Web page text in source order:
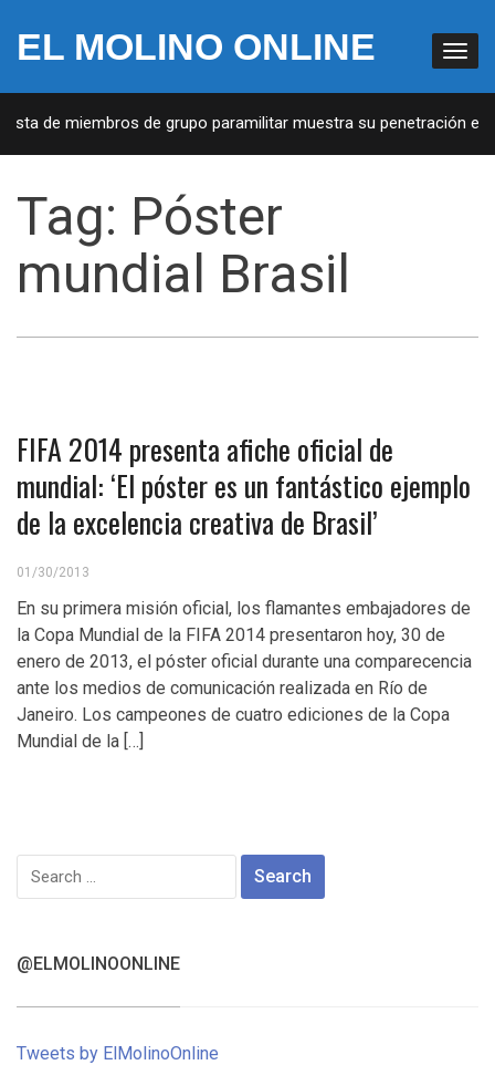
EL MOLINO ONLINE
de miembros de grupo paramilitar muestra su penetración en
Tag: Póster
mundial Brasil
FIFA 2014 presenta afiche oficial de
mundial: ‘El póster es un fantástico ejemplo
de la excelencia creativa de Brasil’
01/30/2013
En su primera misión oficial, los flamantes embajadores de
la Copa Mundial de la FIFA 2014 presentaron hoy, 30 de
enero de 2013, el póster oficial durante una comparecencia
ante los medios de comunicación realizada en Río de
Janeiro. Los campeones de cuatro ediciones de la Copa
Mundial de la […]
Search
for:
@ELMOLINOONLINE
Tweets by ElMolinoOnline